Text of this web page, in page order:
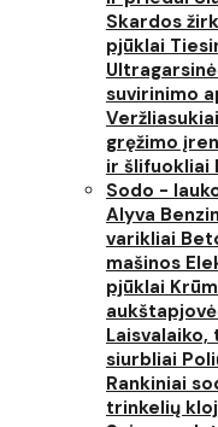
Skardos
pjūklai
suvirinimo
Veržliasukiai
gręžimo
ir šlifuokliai
Sodo -
Alyva
varikliai
mašinos
pjūklai
siurbliai
Rankiniai
trinkelių